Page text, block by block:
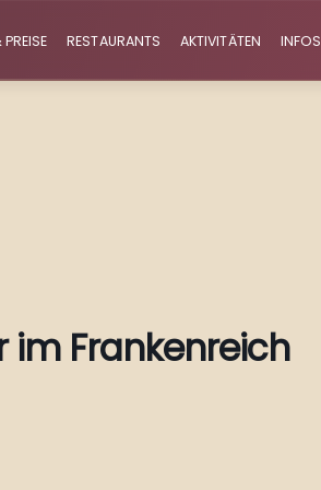
RESTAURANTS AKTIVITÄTEN INFOS
im Frankenreich